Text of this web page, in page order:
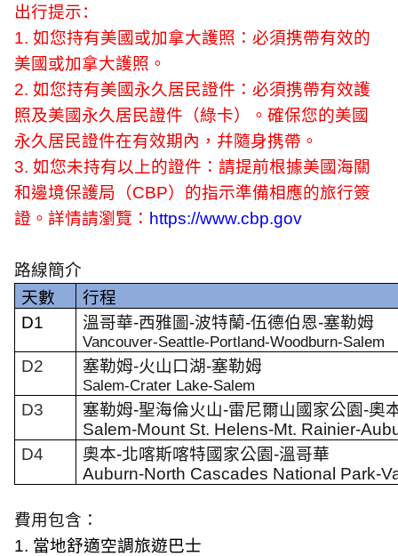
出行提示：
1. 如您持有美國或加拿大護照：必須携帶有效的
美國或加拿大護照。
2. 如您持有美國永久居民證件：必須携帶有效護
照及美國永久居民證件（綠卡）。確保您的美國
永久居民證件在有效期內，幷隨身携帶。
3. 如您未持有以上的證件：請提前根據美國海關
和邊境保護局（CBP）的指示準備相應的旅行簽
證。詳情請瀏覽： https://www.cbp.gov
路線簡介
天數
行程
D1
溫哥華-西雅圖-波特蘭-伍德伯恩-塞勒姆
Vancouver-Seattle-Portland-Woodburn-Salem
D2 塞勒姆-火山口湖-塞勒姆
Salem-Crater Lake-Salem
D3 塞勒姆-聖海倫火山-雷尼爾山國家公園-奧
Salem-Mount St. Helens-Mt. Rainier-
D4
奧本-北喀斯喀特國家公園-溫哥華
Auburn-North Cascades National Park-
費用包含：
1. 當地舒適空調旅遊巴士